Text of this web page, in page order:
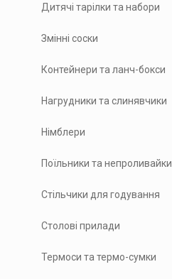
Дитячі тарілки та набори
Змінні соски
Контейнери та ланч-бокси
Нагрудники та слинявчики
Німблери
Поїльники та непроливайки
Стільчики для годування
Столові прилади
Термоси та термо-сумки